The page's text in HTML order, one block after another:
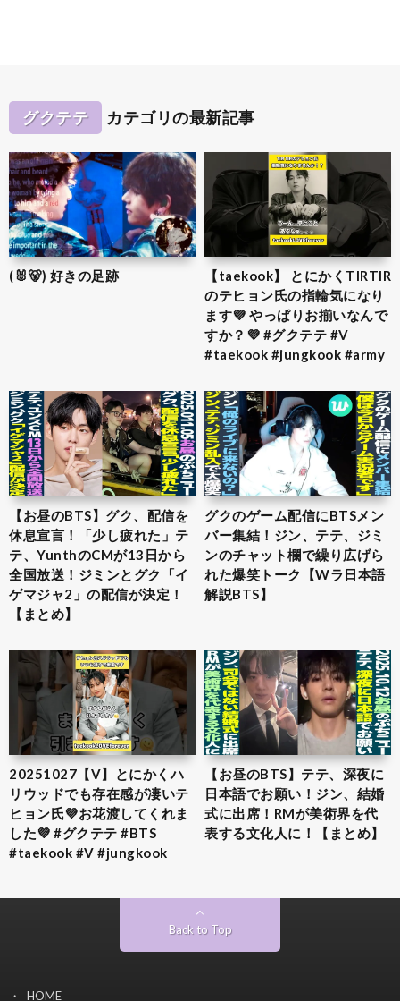
グクテテ カテゴリの最新記事
(🐰🐻) 好きの足跡
【taekook】 とにかくTIRTIR
のテヒョン氏の指輪気になり
ます💜 やっぱりお揃いなんで
すか？💜 #グクテテ #V
#taekook #jungkook #army
【お昼のBTS】グク、配信を
休息宣言！「少し疲れた」テ
テ、YunthのCMが13日から
全国放送！ジミンとグク「イ
ゲマジャ2」の配信が決定！
【まとめ】
グクのゲーム配信にBTSメン
バー集結！ジン、テテ、ジミ
ンのチャット欄で繰り広げら
れた爆笑トーク【Wラ日本語
解説BTS】
20251027【V】とにかくハ
リウッドでも存在感が凄いテ
ヒョン氏💜お花渡してくれま
した💜 #グクテテ #BTS
#taekook #V #jungkook
【お昼のBTS】テテ、深夜に
日本語でお願い！ジン、結婚
式に出席！RMが美術界を代
表する文化人に！【まとめ】
Back to Top
HOME